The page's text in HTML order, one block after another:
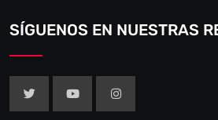
SÍGUENOS EN NUESTRAS